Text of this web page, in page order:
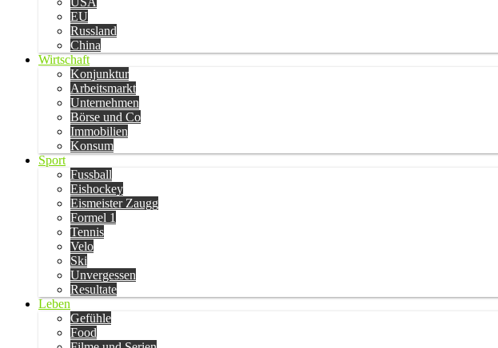
EU
Russland
China
Wirtschaft
Konjunktur
Arbeitsmarkt
Unternehmen
Börse und Co
Immobilien
Konsum
Sport
Fussball
Eishockey
Eismeister Zaugg
Formel 1
Tennis
Velo
Ski
Unvergessen
Resultate
Leben
Gefühle
Food